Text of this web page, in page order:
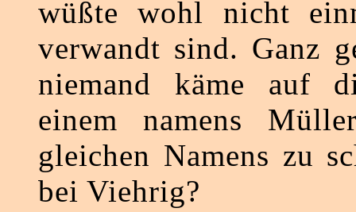
wüßte wohl nicht
verwandt sind. Ganz
niemand käme auf
einem namens
gleichen Namens zu
bei Viehrig?